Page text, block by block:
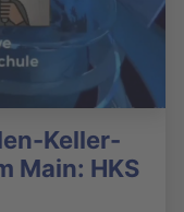
Keller-
Main: HKS